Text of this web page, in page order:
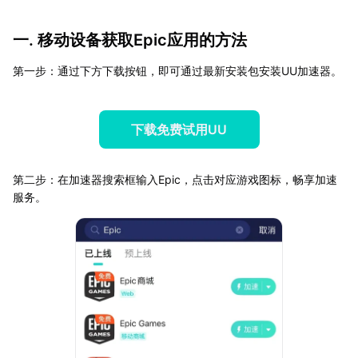
一. 移动设备获取Epic应用的方法
第一步：通过下方下载按钮，即可通过最新安装包安装UU加速器。
下载免费试用UU
第二步：在加速器搜索框输入Epic，点击对应游戏图标，畅享加速
服务。